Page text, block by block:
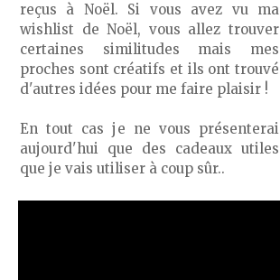
reçus à Noël. Si vous avez vu ma
wishlist de Noël, vous allez trouver
certaines similitudes mais mes
proches sont créatifs et ils ont trouvé
d'autres idées pour me faire plaisir !
En tout cas je ne vous présenterai
aujourd'hui que des cadeaux utiles
que je vais utiliser à coup sûr..